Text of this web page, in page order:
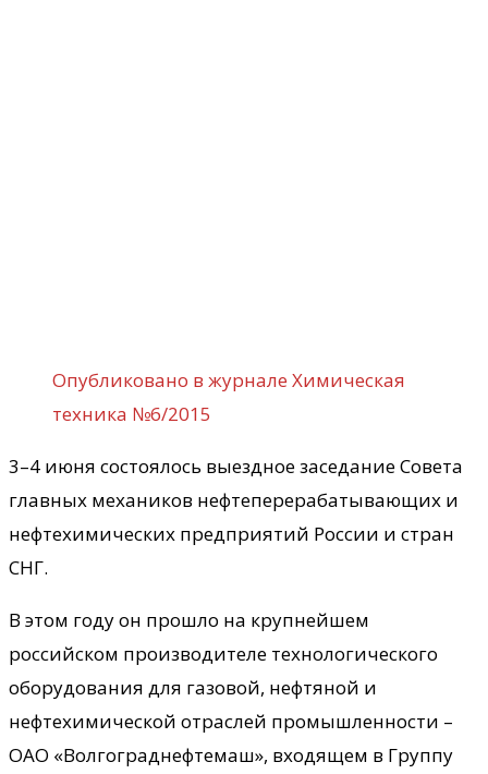
Опубликовано в журнале Химическая
техника №6/2015
3–4 июня состоялось выездное заседание Совета
главных механиков нефтеперерабатывающих и
нефтехимических предприятий России и стран
СНГ.
В этом году он прошло на крупнейшем
российском производителе технологического
оборудования для газовой, нефтяной и
нефтехимической отраслей промышленности –
ОАО «Волгограднефтемаш», входящем в Группу